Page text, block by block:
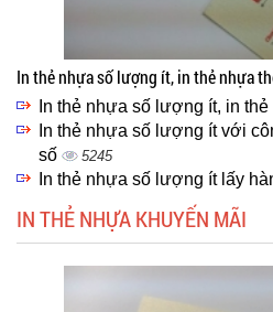
In thẻ nhựa số lượng ít, in thẻ nhựa
In thẻ nhựa số lượng ít, in
In thẻ nhựa số lượng ít với
số
5245
In thẻ nhựa số lượng ít lấy
IN THẺ NHỰA KHUYẾN MÃI